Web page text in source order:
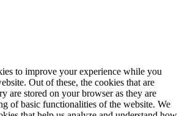
to improve your experience while you
Out of these, the cookies that are
are stored on your browser as they are
of basic functionalities of the website. We